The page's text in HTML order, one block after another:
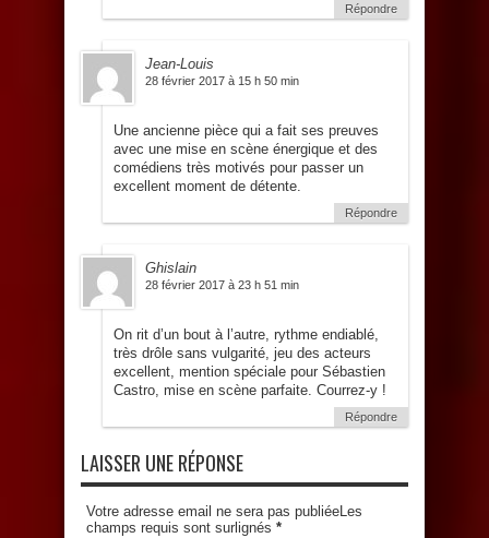
Répondre
Jean-Louis
28 février 2017 à 15 h 50 min
Une ancienne pièce qui a fait ses preuves
avec une mise en scène énergique et des
comédiens très motivés pour passer un
excellent moment de détente.
Répondre
Ghislain
28 février 2017 à 23 h 51 min
On rit d’un bout à l’autre, rythme endiablé,
très drôle sans vulgarité, jeu des acteurs
excellent, mention spéciale pour Sébastien
Castro, mise en scène parfaite. Courrez-y !
Répondre
LAISSER UNE RÉPONSE
Votre adresse email ne sera pas publiéeLes
champs requis sont surlignés *